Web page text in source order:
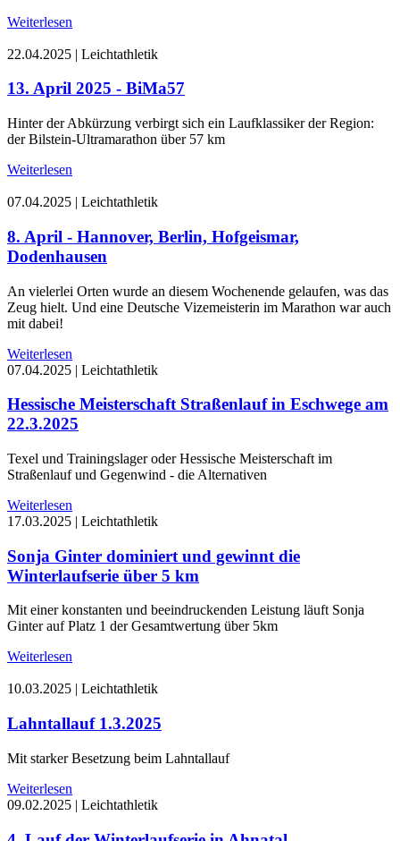
Weiterlesen
22.04.2025 | Leichtathletik
13. April 2025 - BiMa57
Hinter der Abkürzung verbirgt sich ein Laufklassiker der Region:
der Bilstein-Ultramarathon über 57 km
Weiterlesen
07.04.2025 | Leichtathletik
8. April - Hannover, Berlin, Hofgeismar,
Dodenhausen
An vielerlei Orten wurde an diesem Wochenende gelaufen, was das
Zeug hielt. Und eine Deutsche Vizemeisterin im Marathon war auch
mit dabei!
Weiterlesen
07.04.2025 | Leichtathletik
Hessische Meisterschaft Straßenlauf in Eschwege am
22.3.2025
Texel und Trainingslager oder Hessische Meisterschaft im
Straßenlauf und Gegenwind - die Alternativen
Weiterlesen
17.03.2025 | Leichtathletik
Sonja Ginter dominiert und gewinnt die
Winterlaufserie über 5 km
Mit einer konstanten und beeindruckenden Leistung läuft Sonja
Ginter auf Platz 1 der Gesamtwertung über 5km
Weiterlesen
10.03.2025 | Leichtathletik
Lahntallauf 1.3.2025
Mit starker Besetzung beim Lahntallauf
Weiterlesen
09.02.2025 | Leichtathletik